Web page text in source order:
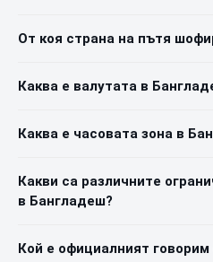
От коя страна на пътя
Каква е валутата в
Каква е часовата зона в
Какви са различните
в Бангладеш?
Кой е официалният